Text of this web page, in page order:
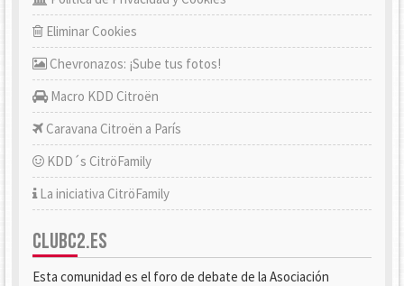
Eliminar Cookies
Chevronazos: ¡Sube tus fotos!
Macro KDD Citroën
Caravana Citroën a París
KDD´s CitröFamily
La iniciativa CitröFamily
CLUBC2.ES
Esta comunidad es el foro de debate de la Asociación